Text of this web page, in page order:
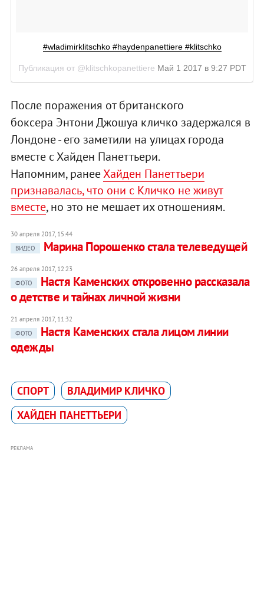
#wladimirklitschko #haydenpanettiere #klitschko
Публикация от @klitschkopanettiere Май 1 2017 в 9:27 PDT
После поражения от британского
боксера Энтони Джошуа кличко задержался в
Лондоне - его заметили на улицах города
вместе с Хайден Панеттьери.
Напомним, ранееХайден Панеттьери
признавалась, что они с Кличко не живут
вместе, но это не мешает их отношениям.
30 апреля 2017, 15:44
ВИДЕО
Марина Порошенко стала телеведущей
26 апреля 2017, 12:23
ФОТО
Настя Каменских откровенно рассказала
о детстве и тайнах личной жизни
21 апреля 2017, 11:32
ФОТО
Настя Каменских стала лицом линии
одежды
СПОРТ
ВЛАДИМИР КЛИЧКО
ХАЙДЕН ПАНЕТТЬЕРИ
РЕКЛАМА